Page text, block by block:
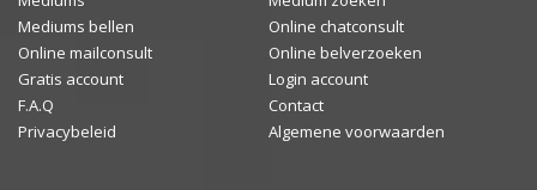
Mediums bellen
Online chatconsult
Online mailconsult
Online belverzoeken
Gratis account
Login account
F.A.Q
Contact
Privacybeleid
Algemene voorwaarden